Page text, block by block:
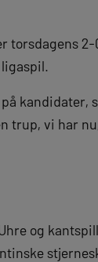
torsdagens
kandidater,
trup, vi har
og